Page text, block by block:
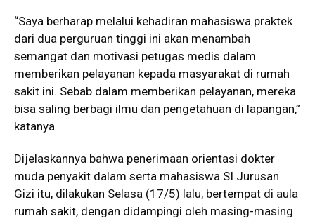
“Saya berharap melalui kehadiran mahasiswa praktek
dari dua perguruan tinggi ini akan menambah
semangat dan motivasi petugas medis dalam
memberikan pelayanan kepada masyarakat di rumah
sakit ini. Sebab dalam memberikan pelayanan, mereka
bisa saling berbagi ilmu dan pengetahuan di lapangan,”
katanya.
Dijelaskannya bahwa penerimaan orientasi dokter
muda penyakit dalam serta mahasiswa SI Jurusan
Gizi itu, dilakukan Selasa (17/5) lalu, bertempat di aula
rumah sakit, dengan didampingi oleh masing-masing